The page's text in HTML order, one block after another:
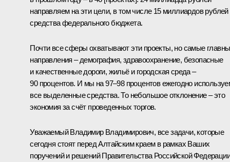
направляем на эти цели, в том числе 15 миллиардов рублей
средства федерального бюджета.
Почти все сферы охватывают эти проекты, но самые
направления – демография, здравоохранение, безопасные
и качественные дороги, жильё и городская среда –
90 процентов. И мы на 97–98 процентов ежегодно
все выделенные средства. То небольшое отклонение – это
экономия за счёт проведенных торгов.
Уважаемый Владимир Владимирович, все задачи, которые
сегодня стоят перед Алтайским краем в рамках Ваших
поручений и решений Правительства Российской